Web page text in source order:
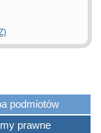
podmiotów
prawne